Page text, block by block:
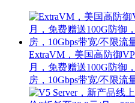
ExtraVM，美国高防御
月，免费赠送100G防御
房，10Gbps带宽/不限流